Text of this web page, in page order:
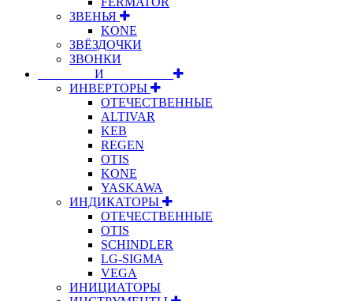
ЗВЕНЬЯ
KONE
ЗВЁЗДОЧКИ
ЗВОНКИ
⠀⠀⠀⠀⠀⠀И⠀⠀⠀⠀⠀⠀⠀
ИНВЕРТОРЫ
ОТЕЧЕСТВЕННЫЕ
ALTIVAR
KEB
REGEN
OTIS
KONE
YASKAWA
ИНДИКАТОРЫ
ОТЕЧЕСТВЕННЫЕ
OTIS
SCHINDLER
LG-SIGMA
VEGA
ИНИЦИАТОРЫ